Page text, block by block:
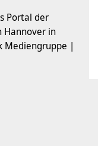
Portal der
Hannover in
Mediengruppe |